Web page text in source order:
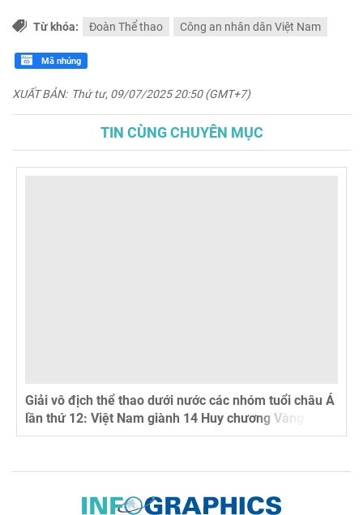
Từ khóa: Đoàn Thể thao Công an nhân dân Việt Nam
Mã nhúng
XUẤT BẢN: Thứ tư, 09/07/2025 20:50 (GMT+7)
TIN CÙNG CHUYÊN MỤC
Giải vô địch thể thao dưới nước các nhóm tuổi châu Á
lần thứ 12: Việt Nam giành 14 Huy chương Vàng